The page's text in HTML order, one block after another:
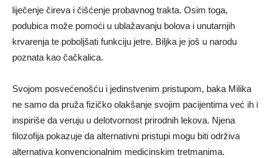
liječenje čireva i čišćenje probavnog trakta. Osim toga,
podubica može pomoći u ublažavanju bolova i unutarnjih
krvarenja te poboljšati funkciju jetre. Biljka je još u narodu
poznata kao čačkalica.
Svojom posvećenošću i jedinstvenim pristupom, baka Milika
ne samo da pruža fizičko olakšanje svojim pacijentima već ih i
inspiriše da veruju u delotvornost prirodnih lekova. Njena
filozofija pokazuje da alternativni pristupi mogu biti održiva
alternativa konvencionalnim medicinskim tretmanima.